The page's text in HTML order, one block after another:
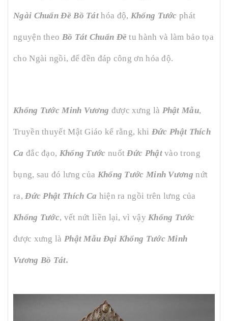
Ngài Chuẩn Đề Bồ Táthóa độ, Khổng Tướcphát
nguyện theo Bồ Tát Chuẩn Đề tu hành và làm bảo tọa
cho Ngài ngồi, để đền đáp công ơn hóa độ.
Khổng Tước Minh Vương được xưng là Phật Mẫu,
Truyền thuyết Mật Giáo kể rằng, khi Đức Phật Thích
Ca đắc đạo, Khổng Tước nuốt Đức Phậtvào trong
bụng, sau đó lưng của Khổng Tước Minh Vươngnứt
ra,Đức Phật Thích Ca hiện ra ngồi trên lưng của
Khổng Tước, vết nứt liền lại, vì vậy Khổng Tước
được xưng là Phật Mẫu Đại Khổng Tước Minh
Vương Bồ Tát.